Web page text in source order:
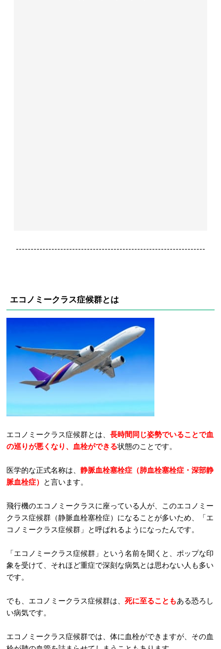
----------------------------------------------------------------
エコノミークラス症候群とは
エコノミークラス症候群とは、 長時間同じ姿勢でいることで血
の巡りが悪くなり、血栓ができる状態のことです。
医学的な正式名称は、 静脈血栓塞栓症（肺血栓塞栓症・深部静
脈血栓症）
と言います。
飛行機のエコノミークラスに座っている人が、このエコノミー
クラス症候群（静脈血栓塞栓症）になることが多いため、「エ
コノミークラス症候群」と呼ばれるようになったんです。
「エコノミークラス症候群」という名前を聞くと、ポップな印
象を受けて、それほど重症で深刻な病気とは思わない人も多い
です。
でも、エコノミークラス症候群は、 死に至ることもある恐ろし
い病気です。
エコノミークラス症候群では、体に血栓ができますが、その血